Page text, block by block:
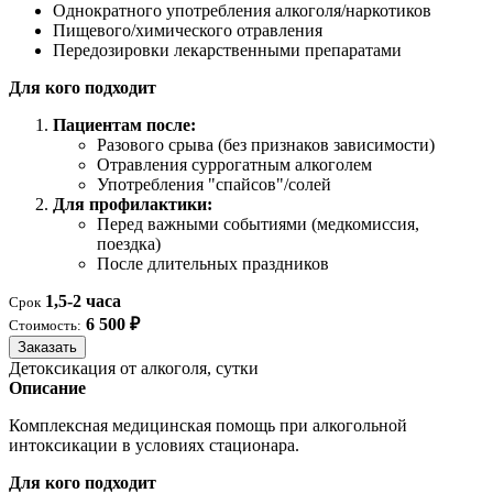
Однократного употребления алкоголя/наркотиков
Пищевого/химического отравления
Передозировки лекарственными препаратами
Для кого подходит
Пациентам после:
Разового срыва (без признаков зависимости)
Отравления суррогатным алкоголем
Употребления "спайсов"/солей
Для профилактики:
Перед важными событиями (медкомиссия,
поездка)
После длительных праздников
Срок 1,5-2 часа
Стоимость: 6 500 ₽
Заказать
Детоксикация от алкоголя, сутки
Описание
Комплексная медицинская помощь при алкогольной
интоксикации в условиях стационара.
Для кого подходит